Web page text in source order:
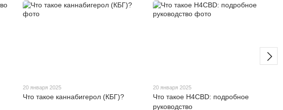
20 января 2025
Что такое каннабигерол (КБГ)?
20 января 2025
Что такое H4CBD: подробное
руководство